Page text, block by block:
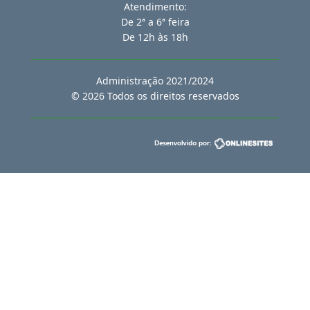
Atendimento:
De 2ª a 6ª feira
De 12h às 18h
Administração 2021/2024
© 2026 Todos os direitos reservados